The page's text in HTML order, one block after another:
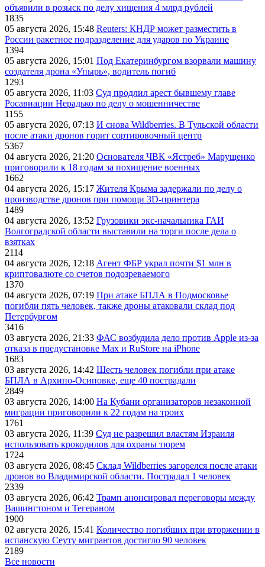
объявили в розыск по делу хищения 4 млрд рублей
1835
05 августа 2026, 15:48 Reuters: КНДР может разместить в
России ракетное подразделение для ударов по Украине
1394
05 августа 2026, 15:01 Под Екатеринбургом взорвали машину
создателя дрона «Упырь», водитель погиб
1293
05 августа 2026, 11:03 Суд продлил арест бывшему главе
Росавиации Нерадько по делу о мошенничестве
1155
05 августа 2026, 07:13 И снова Wildberries. В Тульской области
после атаки дронов горит сортировочный центр
5367
04 августа 2026, 21:20 Основателя ЧВК «Ястреб» Марущенко
приговорили к 18 годам за похищение военных
1662
04 августа 2026, 15:17 Жителя Крыма задержали по делу о
производстве дронов при помощи 3D‑принтера
1489
04 августа 2026, 13:52 Грузовики экс-начальника ГАИ
Волгоградской области выставили на торги после дела о
взятках
2114
04 августа 2026, 12:18 Агент ФБР украл почти $1 млн в
криптовалюте со счетов подозреваемого
1370
04 августа 2026, 07:19 При атаке БПЛА в Подмосковье
погибли пять человек, также дроны атаковали склад под
Петербургом
3416
03 августа 2026, 21:33 ФАС возбудила дело против Apple из-за
отказа в предустановке Max и RuStore на iPhone
1683
03 августа 2026, 14:42 Шесть человек погибли при атаке
БПЛА в Архипо-Осиповке, еще 40 пострадали
2849
03 августа 2026, 14:00 На Кубани организаторов незаконной
миграции приговорили к 22 годам на троих
1761
03 августа 2026, 11:39 Суд не разрешил властям Израиля
использовать крокодилов для охраны тюрем
1724
03 августа 2026, 08:45 Склад Wildberries загорелся после атаки
дронов во Владимирской области. Пострадал 1 человек
2339
03 августа 2026, 06:42 Трамп анонсировал переговоры между
Вашингтоном и Тегераном
1900
02 августа 2026, 15:41 Количество погибших при вторжении в
испанскую Сеуту мигрантов достигло 90 человек
2189
Все новости